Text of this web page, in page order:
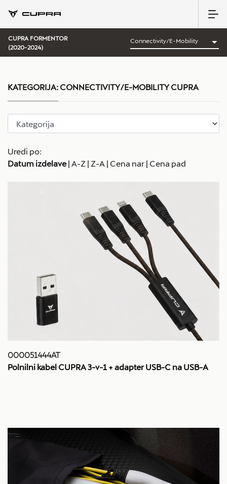
CUPRA FORMENTOR
(2020-2024)
Uredi po:
Datum izdelave| A-Z | Z-A | Cena nar | Cena pad
000051444AT
Polnilni kabel CUPRA 3-v-1 + adapter USB-C na USB-A
KATEGORIJA: CONNECTIVITY/E-MOBILITY CUPRA